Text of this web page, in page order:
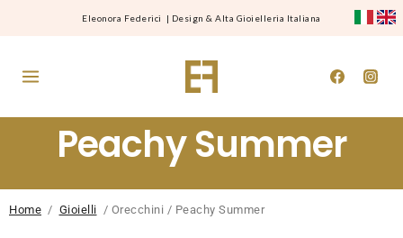
Eleonora Federici | Design & Alta Gioielleria Italiana
Peachy Summer
Home / Gioielli / Orecchini / Peachy Summer